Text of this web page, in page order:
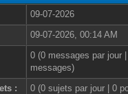
09-07-2026
09-07-2026, 00:14 AM
0 (0 messages par jour
messages)
:
0 (0 sujets par jour | 0